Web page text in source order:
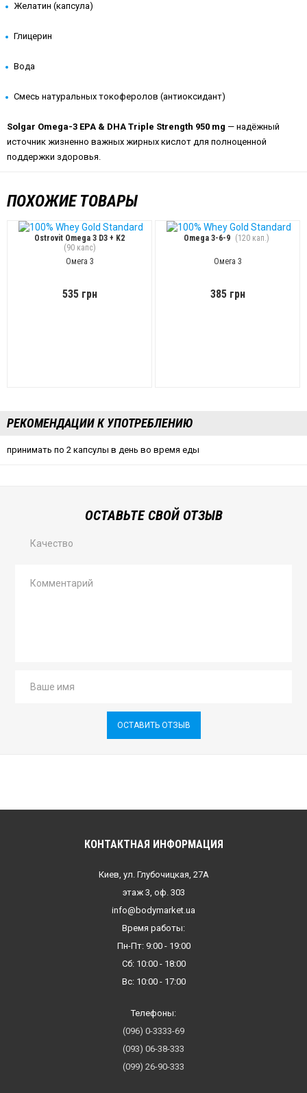
Желатин (капсула)
Глицерин
Вода
Смесь натуральных токоферолов (антиоксидант)
Solgar Omega-3 EPA & DHA Triple Strength 950 mg — надёжный
источник жизненно важных жирных кислот для полноценной
поддержки здоровья.
ПОХОЖИЕ ТОВАРЫ
Ostrovit Omega 3 D3 + K2
(90 капс)
Омега 3
535 грн
Omega 3-6-9 (120 кап.)
Омега 3
385 грн
РЕКОМЕНДАЦИИ К УПОТРЕБЛЕНИЮ
принимать по 2 капсулы в день во время еды
ОСТАВЬТЕ СВОЙ ОТЗЫВ
Качество
ОСТАВИТЬ ОТЗЫВ
КОНТАКТНАЯ ИНФОРМАЦИЯ
Киев, ул. Глубочицкая, 27А
этаж 3, оф. 303
info@bodymarket.ua
Время работы:
Пн-Пт: 9:00 - 19:00
Сб: 10:00 - 18:00
Вс: 10:00 - 17:00
Телефоны:
(096) 0-3333-69
(093) 06-38-333
(099) 26-90-333